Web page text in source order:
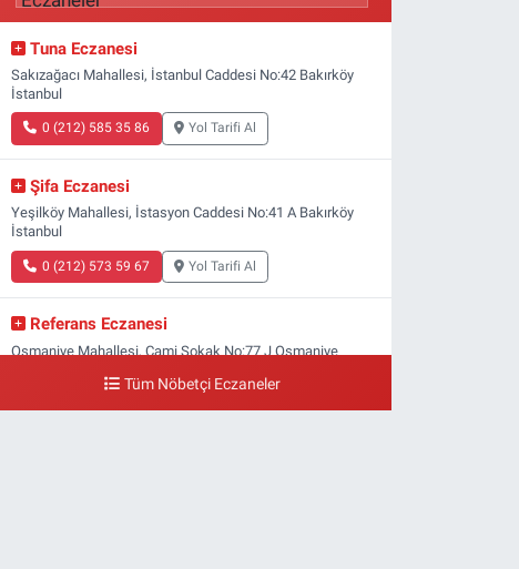
Tuna Eczanesi
Sakızağacı Mahallesi, İstanbul Caddesi No:42 Bakırköy
İstanbul
0 (212) 585 35 86 Yol Tarifi Al
Şifa Eczanesi
Yeşilköy Mahallesi, İstasyon Caddesi No:41 A Bakırköy
İstanbul
0 (212) 573 59 67 Yol Tarifi Al
Referans Eczanesi
Osmaniye Mahallesi, Cami Sokak No:77 J Osmaniye
Tüm Nöbetçi Eczaneler